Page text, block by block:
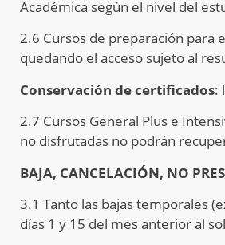
Académica según el nivel del
2.6 Cursos de preparación para
quedando el acceso sujeto al
Conservación de certificados:
2.7 Cursos General Plus e
no disfrutadas no podrán
BAJA, CANCELACIÓN, NO
3.1 Tanto las bajas temporales
días 1 y 15 del mes anterior al